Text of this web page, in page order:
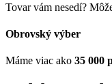
Tovar vám nesedí?
Obrovský výber
Máme viac ako 35 000